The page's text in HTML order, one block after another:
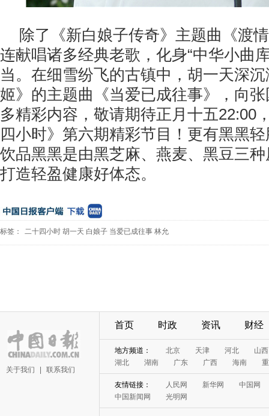
除了《新白娘子传奇》主题曲《渡
连献唱诸多经典老歌，化身“中华小曲
当。在细雪纷飞的古镇中，胡一天深
姬》的主题曲《当爱已成往事》，向
多精彩内容，敬请期待正月十五22:00
四小时》第六期精彩节目！更有黑黑
饮品黑黑是由黑芝麻、燕麦、黑豆三
打造轻盈健康好体态。
标签： 二十四小时 胡一天 白娘子 当爱已成往事 林允
关于我们 联系我们
首页 时政 资讯 财经
地方频道： 北京 天津 河北
山西
湖北
湖南 广东 广西 海南
友情链接： 人民网 新华网
中国网
中国新闻网
光明网